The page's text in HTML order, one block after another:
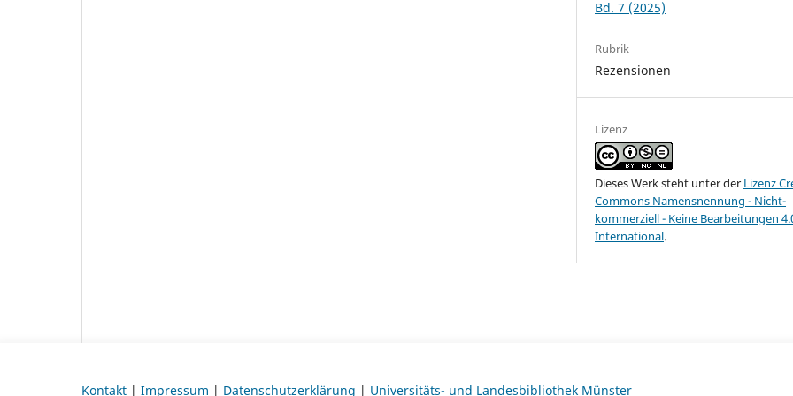
Bd. 7 (2025)
Rubrik
Rezensionen
Lizenz
Dieses Werk steht unter der Lizenz
Commons Namensnennung - Nicht-
kommerziell - Keine Bearbeitungen
International.
Kontakt | Impressum | Datenschutzerklärung | Universitäts- und Landesbibliothek Münster